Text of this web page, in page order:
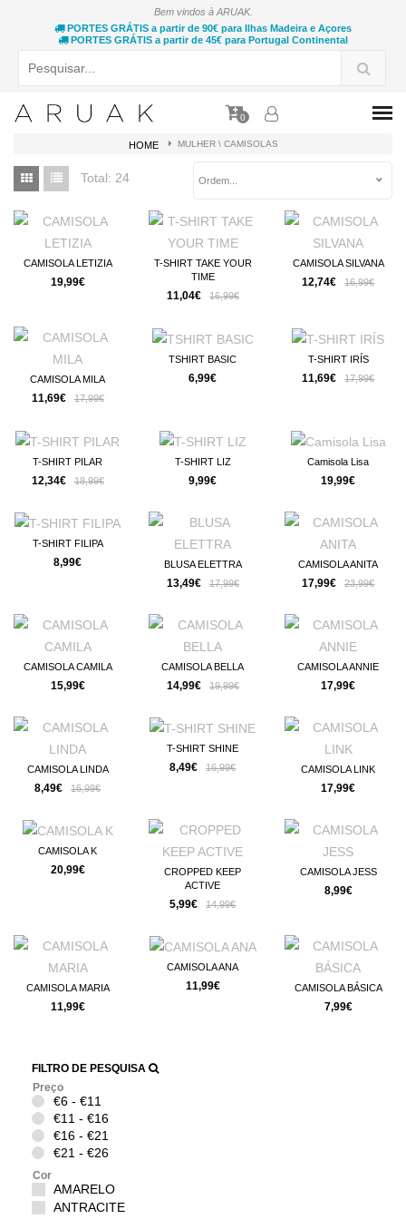
Bem vindos à ARUAK.
PORTES GRÁTIS a partir de 90€ para Ilhas Madeira e Açores
PORTES GRÁTIS a partir de 45€ para Portugal Continental
0
HOME MULHER \ CAMISOLAS
FILTRO DE PESQUISA
Preço
€6 - €11
€11 - €16
€16 - €21
€21 - €26
Cor
AMARELO
ANTRACITE
Total: 24 Ordem...
CAMISOLA LETIZIA
19,99€
T-SHIRT TAKE YOUR
TIME
11,04€ 16,99€
CAMISOLA SILVANA
12,74€ 16,99€
CAMISOLA MILA
11,69€ 17,99€
TSHIRT BASIC
6,99€
T-SHIRT IRÍS
11,69€ 17,99€
T-SHIRT PILAR
12,34€ 18,99€
T-SHIRT LIZ
9,99€
Camisola Lisa
19,99€
T-SHIRT FILIPA
8,99€ BLUSA ELETTRA
13,49€ 17,99€
CAMISOLA ANITA
17,99€ 23,99€
CAMISOLA CAMILA
15,99€
CAMISOLA BELLA
14,99€ 19,99€
CAMISOLA ANNIE
17,99€
CAMISOLA LINDA
8,49€ 16,99€
T-SHIRT SHINE
8,49€ 16,99€ CAMISOLA LINK
17,99€
CAMISOLA K
20,99€
CROPPED KEEP
ACTIVE
5,99€ 14,99€
CAMISOLA JESS
8,99€
CAMISOLA MARIA
11,99€
CAMISOLA ANA
11,99€ CAMISOLA BÁSICA
7,99€